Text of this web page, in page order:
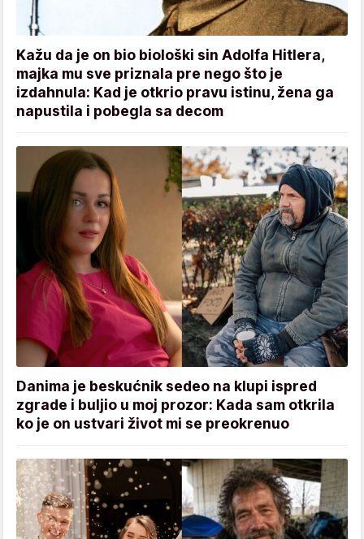
Kažu da je on bio biološki sin Adolfa Hitlera,
majka mu sve priznala pre nego što je
izdahnula: Kad je otkrio pravu istinu, žena ga
napustila i pobegla sa decom
Danima je beskućnik sedeo na klupi ispred
zgrade i buljio u moj prozor: Kada sam otkrila
ko je on ustvari život mi se preokrenuo